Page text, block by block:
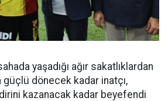
yaşadığı ağır sakatlıklardan
güçlü dönecek kadar inatçı,
kazanacak kadar beyefendi